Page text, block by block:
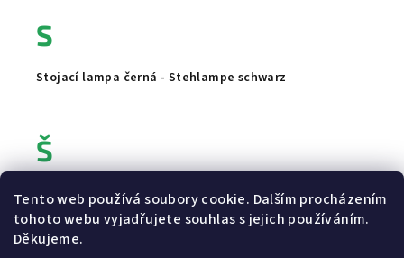
Tento web používá soubory cookie. Dalším procházením
tohoto webu vyjadřujete souhlas s jejich používáním.
Děkujeme.
S
Stojací lampa černá - Stehlampe schwarz
Š
Šedá lampa na stůl